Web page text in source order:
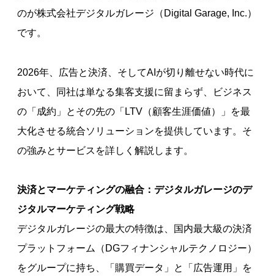
のが株式会社デジタルガレージ（Digital Garage, Inc.）
です。
2026年、広告と決済、そしてAIが切り離せない時代に
おいて、同社は単なる集客支援に留まらず、ビジネス
の「成約」とその先の「LTV（顧客生涯価値）」を最
大化させる統合ソリューションを提供しています。そ
の強みとサービスを詳しく解説します。
決済とマーケティングの融合：デジタルガレージのデ
ジタルマーケティング戦略
デジタルガレージの最大の特徴は、国内最大級の決済
プラットフォーム（DGフィナンシャルテクノロジー）
をグループに持ち、「購買データ」と「広告運用」を